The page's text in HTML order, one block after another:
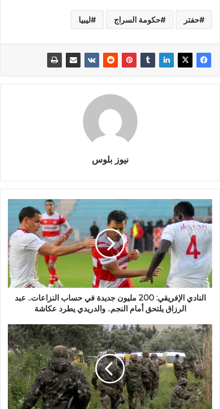
حفتر حكومة السراج ليبيا
نيوز بلوس
النادي الإفريقي: 200 مليون جديدة في حساب النزاعات.. عبد
الرزاق يلتحق أمام النجم.. والدريدي يطرد عكاشة